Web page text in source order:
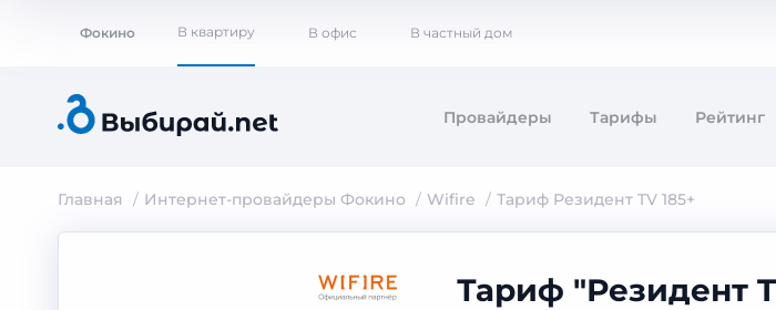
Фокино В квартиру В офис В частный дом
Провайдеры Тарифы Рейтинг
Главная Интернет-провайдеры Фокино Wifire Тариф Резидент TV 185+
Тариф "Резидент